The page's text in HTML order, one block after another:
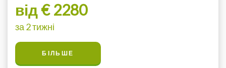
від € 2280
за 2 тижні
БІЛЬШЕ